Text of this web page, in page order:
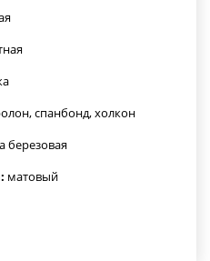
спанбонд, холкон
березовая
матовый